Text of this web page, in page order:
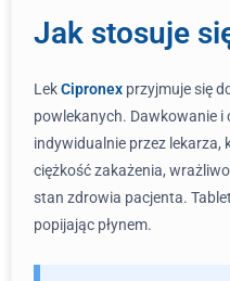
Jak stosuje
LekCipronex przyjmuje się
powlekanych. Dawkowanie
indywidualnie przez lekarza,
ciężkość zakażenia,
stan zdrowia pacjenta.
popijając płynem.